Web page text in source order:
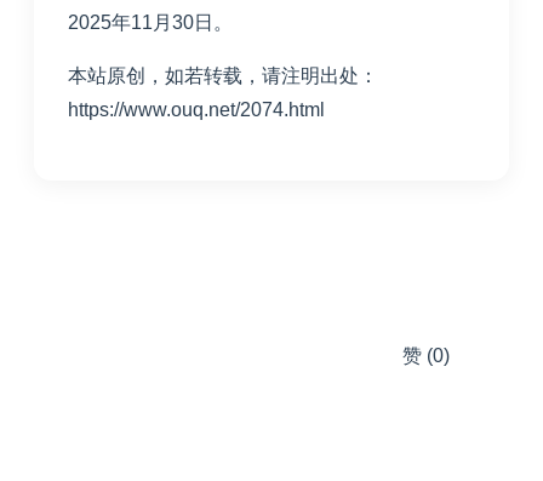
2025年11月30日。
本站原创，如若转载，请注明出处：
https://www.ouq.net/2074.html
赞 (0)